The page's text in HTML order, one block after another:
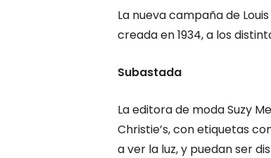
La nueva campaña de
creada en 1934, a los
Subastada
La editora de moda Suzy
Christie’s, con etiquetas
a ver la luz, y puedan ser